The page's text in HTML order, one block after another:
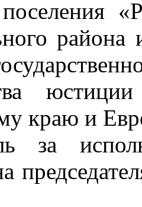
района
краю и
за